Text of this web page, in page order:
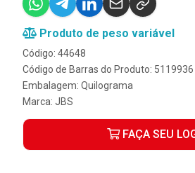
Produto de peso variável
Código: 44648
Código de Barras do Produto: 5119936
Embalagem: Quilograma
Marca: JBS
FAÇA SEU